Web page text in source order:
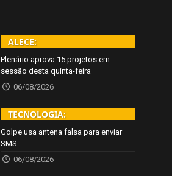
ALECE:
Plenário aprova 15 projetos em
sessão desta quinta-feira
06/08/2026
TECNOLOGIA:
Golpe usa antena falsa para enviar
SMS
06/08/2026